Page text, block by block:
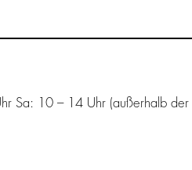
10 – 14 Uhr (außerhalb der